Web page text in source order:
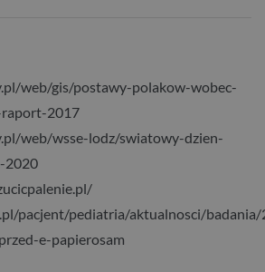
web/gis/postawy-polakow-wobec-
2017
web/wsse-lodz/swiatowy-dzien-
2020
pacjent/pediatria/aktualnosci/badania/
e-papierosam